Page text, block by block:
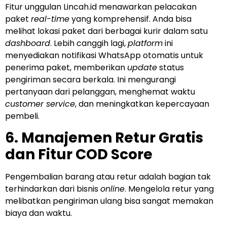
Fitur unggulan Lincah.id menawarkan pelacakan
paket real-timeyang komprehensif. Anda bisa
melihat lokasi paket dari berbagai kurir dalam satu
dashboard. Lebih canggih lagi,platformini
menyediakan notifikasi WhatsApp otomatis untuk
penerima paket, memberikan updatestatus
pengiriman secara berkala. Ini mengurangi
pertanyaan dari pelanggan, menghemat waktu
customer service, dan meningkatkan kepercayaan
pembeli.
6. Manajemen Retur Gratis
dan Fitur COD Score
Pengembalian barang atau retur adalah bagian tak
terhindarkan dari bisnisonline. Mengelola retur yang
melibatkan pengiriman ulang bisa sangat memakan
biaya dan waktu.